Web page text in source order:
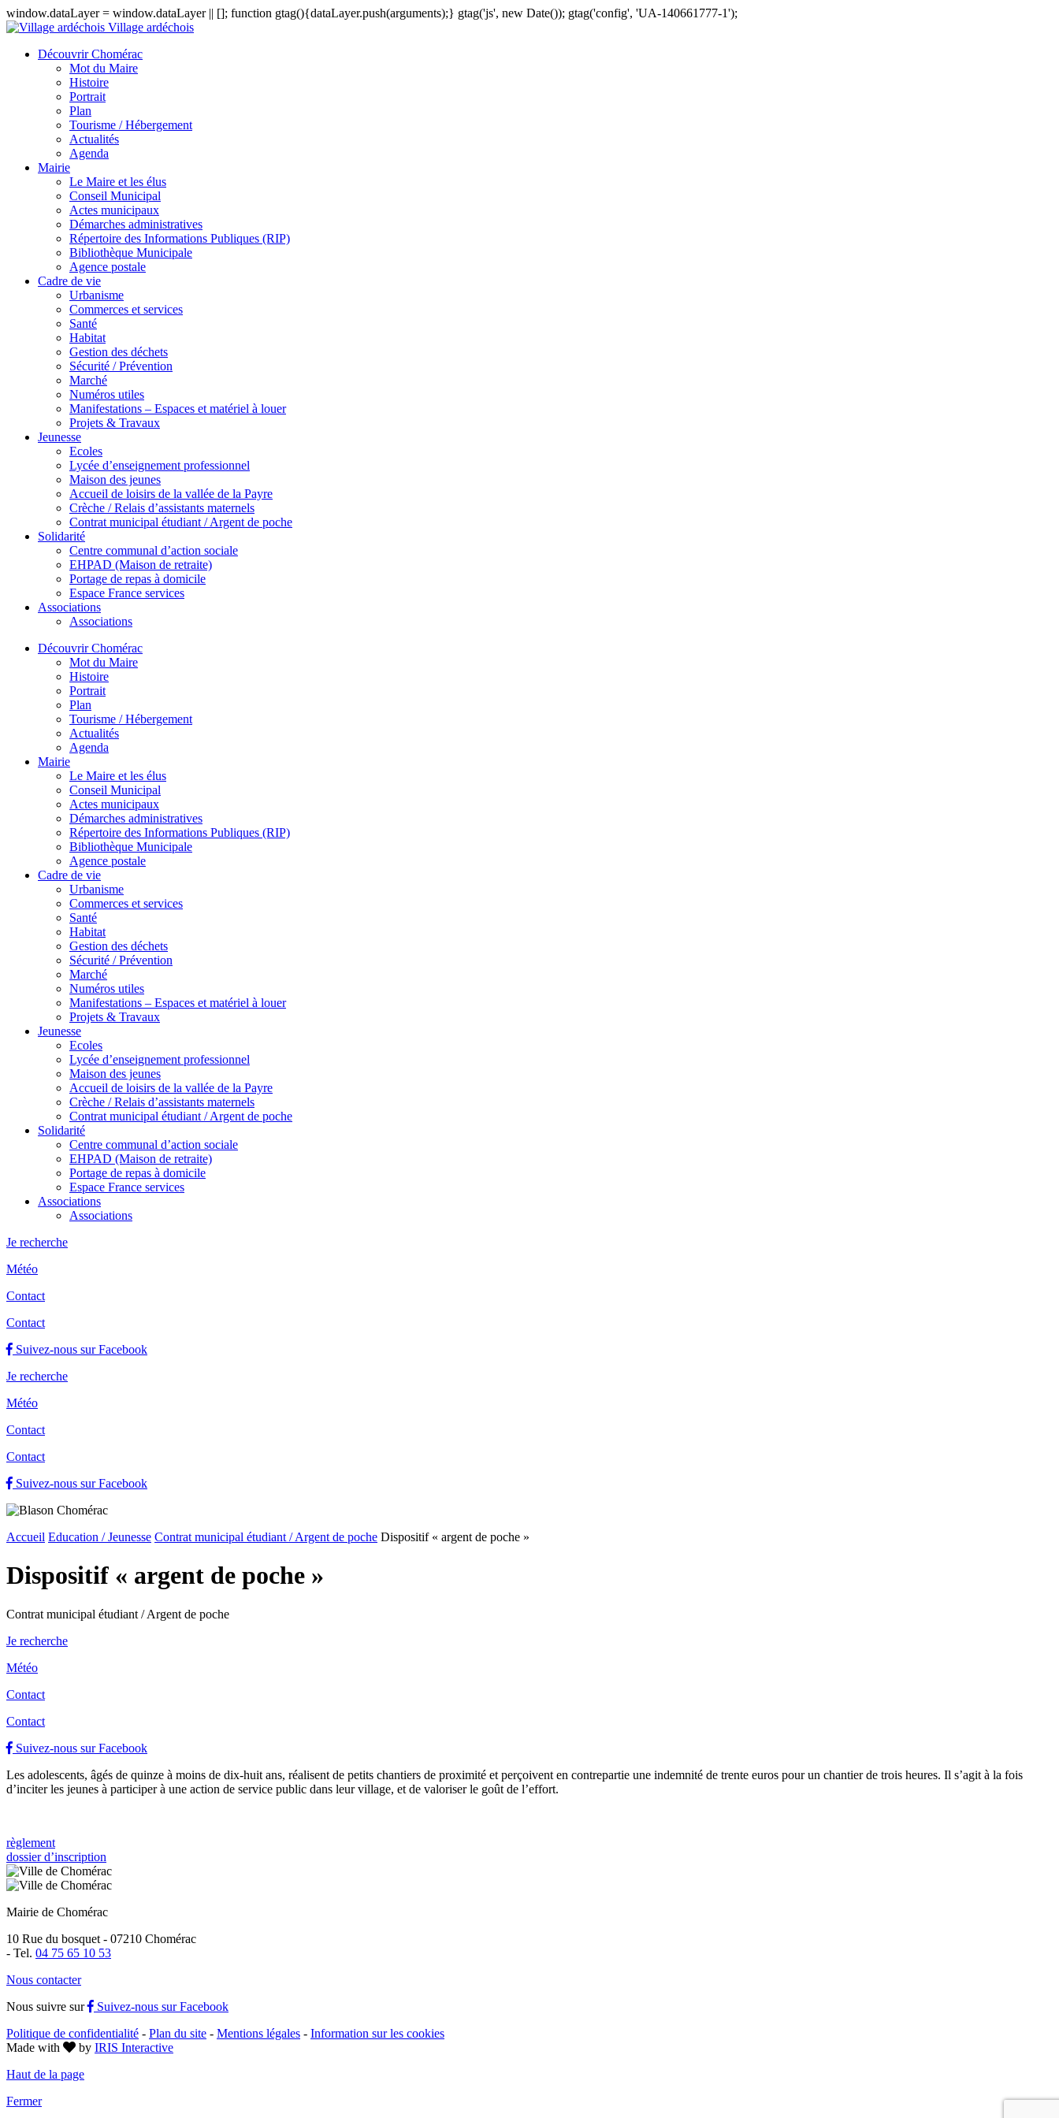
window.dataLayer = window.dataLayer || []; function gtag(){dataLayer.push(arguments);} gtag('js', new Date()); gtag('config', 'UA-140661777-1');
Village ardéchois
Découvrir Chomérac
Mot du Maire
Histoire
Portrait
Plan
Tourisme / Hébergement
Actualités
Agenda
Mairie
Le Maire et les élus
Conseil Municipal
Actes municipaux
Démarches administratives
Répertoire des Informations Publiques (RIP)
Bibliothèque Municipale
Agence postale
Cadre de vie
Urbanisme
Commerces et services
Santé
Habitat
Gestion des déchets
Sécurité / Prévention
Marché
Numéros utiles
Manifestations – Espaces et matériel à louer
Projets & Travaux
Jeunesse
Ecoles
Lycée d’enseignement professionnel
Maison des jeunes
Accueil de loisirs de la vallée de la Payre
Crèche / Relais d’assistants maternels
Contrat municipal étudiant / Argent de poche
Solidarité
Centre communal d’action sociale
EHPAD (Maison de retraite)
Portage de repas à domicile
Espace France services
Associations
Associations
Découvrir Chomérac
Mot du Maire
Histoire
Portrait
Plan
Tourisme / Hébergement
Actualités
Agenda
Mairie
Le Maire et les élus
Conseil Municipal
Actes municipaux
Démarches administratives
Répertoire des Informations Publiques (RIP)
Bibliothèque Municipale
Agence postale
Cadre de vie
Urbanisme
Commerces et services
Santé
Habitat
Gestion des déchets
Sécurité / Prévention
Marché
Numéros utiles
Manifestations – Espaces et matériel à louer
Projets & Travaux
Jeunesse
Ecoles
Lycée d’enseignement professionnel
Maison des jeunes
Accueil de loisirs de la vallée de la Payre
Crèche / Relais d’assistants maternels
Contrat municipal étudiant / Argent de poche
Solidarité
Centre communal d’action sociale
EHPAD (Maison de retraite)
Portage de repas à domicile
Espace France services
Associations
Associations
Je recherche
Météo
Contact
Contact
Suivez-nous sur Facebook
Je recherche
Météo
Contact
Contact
Suivez-nous sur Facebook
Accueil Education / Jeunesse Contrat municipal étudiant / Argent de poche Dispositif « argent de poche »
Dispositif « argent de poche »
Contrat municipal étudiant / Argent de poche
Je recherche
Météo
Contact
Contact
Suivez-nous sur Facebook
Les adolescents, âgés de quinze à moins de dix-huit ans, réalisent de petits chantiers de proximité et perçoivent en contrepartie une indemnité de trente euros pour un chantier de trois heures. Il s’agit à la fois
d’inciter les jeunes à participer à une action de service public dans leur village, et de valoriser le goût de l’effort.
règlement
dossier d’inscription
Mairie de Chomérac
10 Rue du bosquet - 07210 Chomérac
- Tel. 04 75 65 10 53
Nous contacter
Nous suivre sur
Suivez-nous sur Facebook
Politique de confidentialité - Plan du site - Mentions légales - Information sur les cookies
Made with
by IRIS Interactive
Haut de la page
Fermer